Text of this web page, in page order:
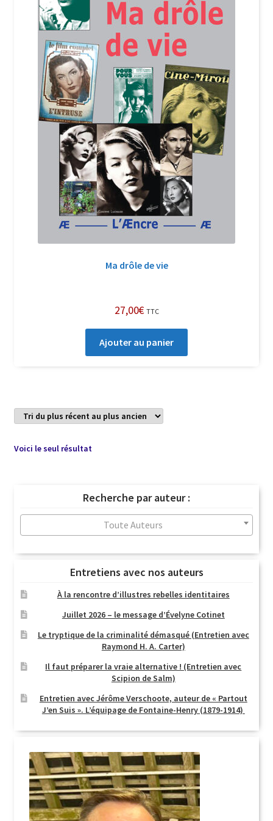
Login Customizer
Newsletter
Nous Contacter
Panier
Politique de confidentialité et cookies
Qui sommes-nous ?
Soutien à Philippe Randa
Suivi de la Commande
Ma drôle de vie
27,00€ TTC
Ajouter au panier
Voici le seul résultat
Recherche par auteur :
Toute Auteurs
Entretiens avec nos auteurs
À la rencontre d’illustres rebelles identitaires
Juillet 2026 – le message d’Évelyne Cotinet
Le tryptique de la criminalité démasqué (Entretien avec
Raymond H. A. Carter)
Il faut préparer la vraie alternative ! (Entretien avec
Scipion de Salm)
Entretien avec Jérôme Verschoote, auteur de « Partout
J’en Suis ». L’équipage de Fontaine-Henry (1879-1914)